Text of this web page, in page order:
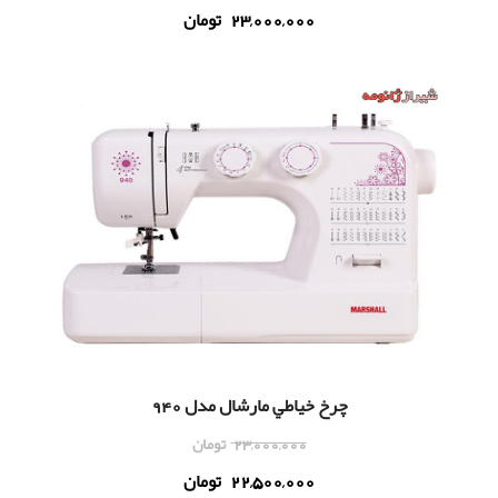
23,000,000 تومان
چرخ خياطي مارشال مدل 940
23,000,000 تومان
22,500,000 تومان